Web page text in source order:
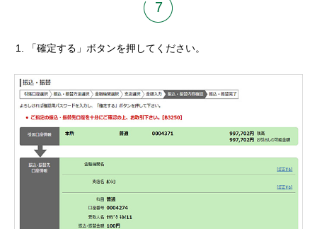
7
「確定する」ボタンを押してください。